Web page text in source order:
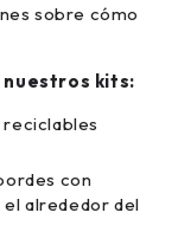
sobre cómo
nuestros kits:
con
el alrededor del